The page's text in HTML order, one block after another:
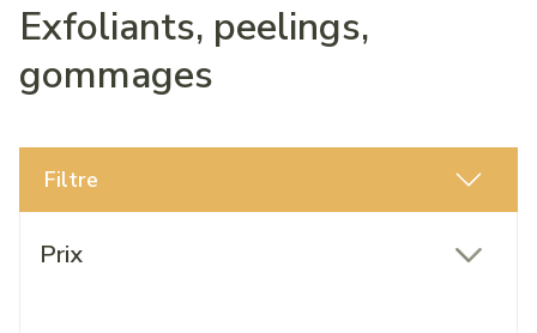
Exfoliants, peelings,
gommages
Filtre
Prix